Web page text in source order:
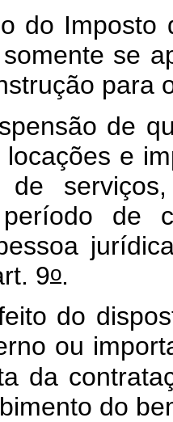
do Imposto
se
para
de
e
de
de
9o.
do
ou
da
do